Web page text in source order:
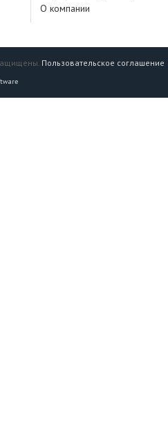
О компании
Пользовательское соглашение